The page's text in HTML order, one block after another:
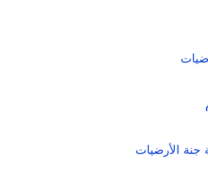
جنة الأرضيات